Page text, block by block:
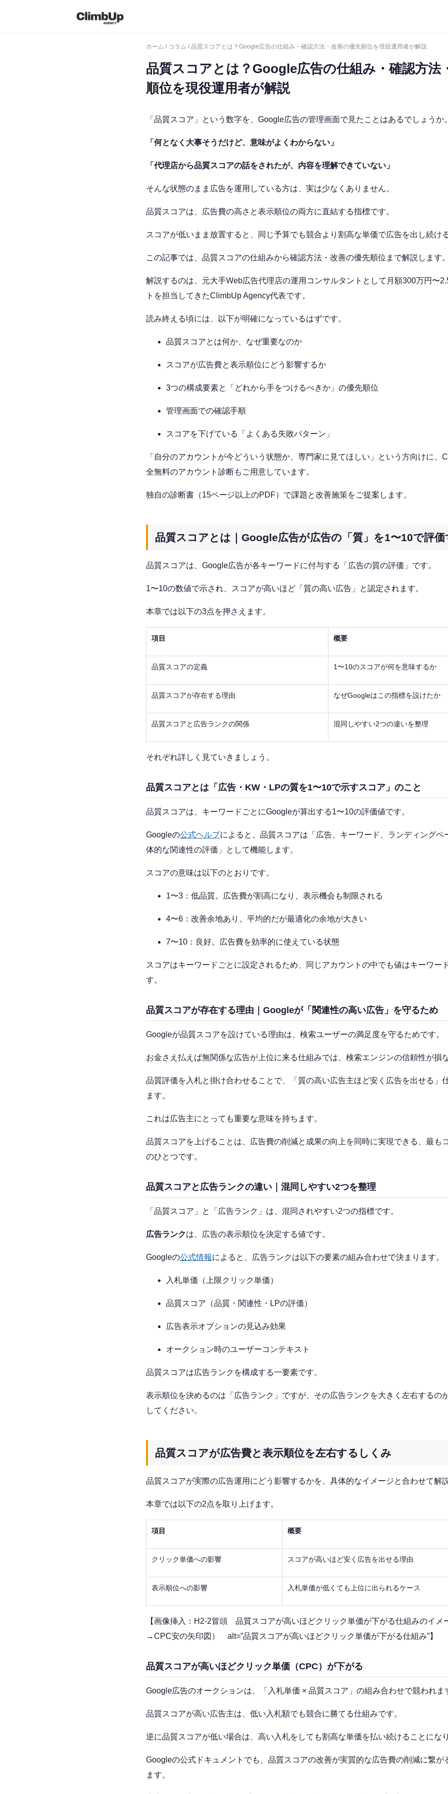
ホーム / コラム / 品質スコアとは？Google広告の仕組み・確認方法・改善の優先順位を現役運用者が解説
品質スコアとは？Google広告の仕組み・確認方法
順位を現役運用者が解説
「品質スコア」という数字を、Google広告の管理画面で見たことはあるでしょうか。
「何となく大事そうだけど、意味がよくわからない」
「代理店から品質スコアの話をされたが、内容を理解できていない」
そんな状態のまま広告を運用している方は、実は少なくありません。
品質スコアは、広告費の高さと表示順位の両方に直結する指標です。
スコアが低いまま放置すると、同じ予算でも競合より割高な単価で広告を出し続け
この記事では、品質スコアの仕組みから確認方法・改善の優先順位まで解説します。
解説するのは、元大手Web広告代理店の運用コンサルタントとして月額300万円〜
トを担当してきたClimbUp Agency代表です。
読み終える頃には、以下が明確になっているはずです。
品質スコアとは何か、なぜ重要なのか
スコアが広告費と表示順位にどう影響するか
3つの構成要素と「どれから手をつけるべきか」の優先順位
管理画面での確認手順
スコアを下げている「よくある失敗パターン」
「自分のアカウントが今どういう状態か、専門家に見てほしい」という方向けに、
全無料のアカウント診断もご用意しています。
独自の診断書（15ページ以上のPDF）で課題と改善施策をご提案します。
品質スコアとは｜Google広告が広告の「質」を1〜10で評価
品質スコアは、Google広告が各キーワードに付与する「広告の質の評価」です。
1〜10の数値で示され、スコアが高いほど「質の高い広告」と認定されます。
本章では以下の3点を押さえます。
項目 概要
品質スコアの定義 1〜10のスコアが何を意味するか
品質スコアが存在する理由 なぜGoogleはこの指標を設けたか
品質スコアと広告ランクの関係 混同しやすい2つの違いを整理
それぞれ詳しく見ていきましょう。
品質スコアとは「広告・KW・LPの質を1〜10で示すスコア」のこと
品質スコアは、キーワードごとにGoogleが算出する1〜10の評価値です。
Googleの公式ヘルプによると、品質スコアは「広告、キーワード、ランディングペ
体的な関連性の評価」として機能します。
スコアの意味は以下のとおりです。
1〜3：低品質。広告費が割高になり、表示機会も制限される
4〜6：改善余地あり。平均的だが最適化の余地が大きい
7〜10：良好。広告費を効率的に使えている状態
スコアはキーワードごとに設定されるため、同じアカウントの中でも値はキーワー
す。
品質スコアが存在する理由｜Googleが「関連性の高い広告」を守るため
Googleが品質スコアを設けている理由は、検索ユーザーの満足度を守るためです。
お金さえ払えば無関係な広告が上位に来る仕組みでは、検索エンジンの信頼性が損
品質評価を入札と掛け合わせることで、「質の高い広告主ほど安く広告を出せる」
ます。
これは広告主にとっても重要な意味を持ちます。
品質スコアを上げることは、広告費の削減と成果の向上を同時に実現できる、最も
のひとつです。
品質スコアと広告ランクの違い｜混同しやすい2つを整理
「品質スコア」と「広告ランク」は、混同されやすい2つの指標です。
広告ランクは、広告の表示順位を決定する値です。
Googleの公式情報によると、広告ランクは以下の要素の組み合わせで決まります。
入札単価（上限クリック単価）
品質スコア（品質・関連性・LPの評価）
広告表示オプションの見込み効果
オークション時のユーザーコンテキスト
品質スコアは広告ランクを構成する一要素です。
表示順位を決めるのは「広告ランク」ですが、その広告ランクを大きく左右するの
してください。
品質スコアが広告費と表示順位を左右するしくみ
品質スコアが実際の広告運用にどう影響するかを、具体的なイメージと合わせて解
本章では以下の2点を取り上げます。
項目 概要
クリック単価への影響 スコアが高いほど安く広告を出せる理由
表示順位への影響 入札単価が低くても上位に出られるケース
【画像挿入：H2-2冒頭 品質スコアが高いほどクリック単価が下がる仕組みのイメ
→CPC安の矢印図） alt=”品質スコアが高いほどクリック単価が下がる仕組み”】
品質スコアが高いほどクリック単価（CPC）が下がる
Google広告のオークションは、「入札単価 × 品質スコア」の組み合わせで競われま
品質スコアが高い広告主は、低い入札額でも競合に勝てる仕組みです。
逆に品質スコアが低い場合は、高い入札をしても割高な単価を払い続けることになり
Googleの公式ドキュメントでも、品質スコアの改善が実質的な広告費の削減に繋が
ます。